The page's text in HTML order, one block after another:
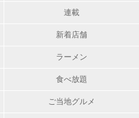
連載
新着店舗
ラーメン
食べ放題
ご当地グルメ